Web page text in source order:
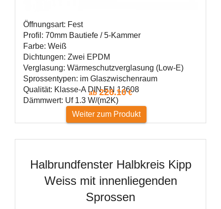
Öffnungsart: Fest
Profil: 70mm Bautiefe / 5-Kammer
Farbe: Weiß
Dichtungen: Zwei EPDM
Verglasung: Wärmeschutzverglasung (Low-E)
Sprossentypen: im Glaszwischenraum
Qualität: Klasse-A DIN EN 12608
Dämmwert: Uf 1.3 W/(m2K)
ab226.10€
Weiter zum Produkt
Halbrundfenster Halbkreis Kipp
Weiss mit innenliegenden
Sprossen